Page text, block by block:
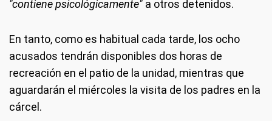
"contiene psicológicamente" a otros detenidos.
En tanto, como es habitual cada tarde, los ocho
acusados tendrán disponibles dos horas de
recreación en el patio de la unidad, mientras que
aguardarán el miércoles la visita de los padres en la
cárcel.